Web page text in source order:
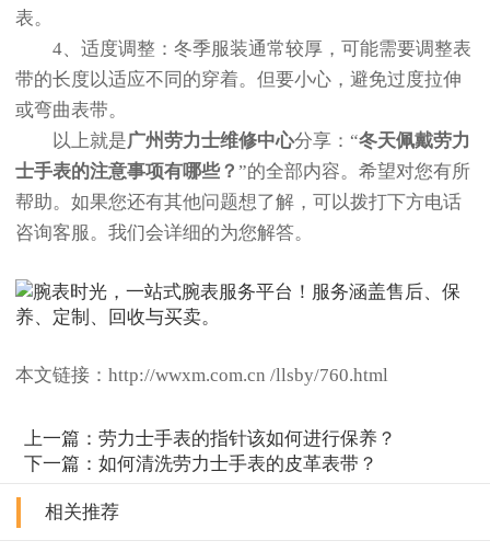
表。
4、适度调整：冬季服装通常较厚，可能需要调整表
带的长度以适应不同的穿着。但要小心，避免过度拉伸
或弯曲表带。
以上就是广州劳力士维修中心分享：“冬天佩戴劳力
士手表的注意事项有哪些？ ”的全部内容。希望对您有所
帮助。如果您还有其他问题想了解，可以拨打下方电话
咨询客服。我们会详细的为您解答。
本文链接：http://wwxm.com.cn /llsby/760.html
上一篇：劳力士手表的指针该如何进行保养？
下一篇：如何清洗劳力士手表的皮革表带？
相关推荐